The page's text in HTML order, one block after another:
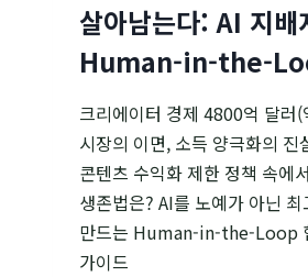
살아남는다: AI 지배
Human-in-the-
크리에이터 경제 4800억 달러
시장의 이면, 소득 양극화의 진
콘텐츠 수익화 제한 정책 속에
생존법은? AI를 노예가 아닌
만드는 Human-in-the-Loop
가이드